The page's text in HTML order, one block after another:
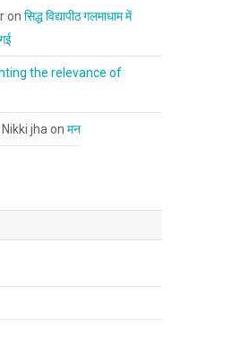
onसिद्ध विद्यापीठ गलमाधाम में
the relevance of
Nikki jha onमन